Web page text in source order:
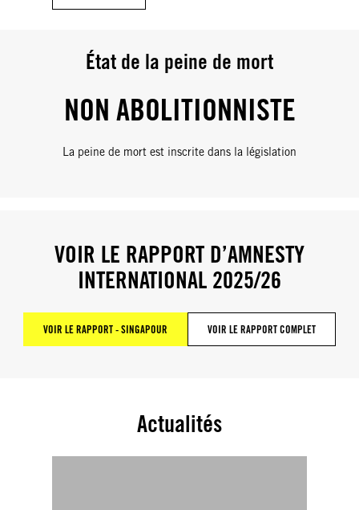
État de la peine de mort
NON ABOLITIONNISTE
La peine de mort est inscrite dans la législation
VOIR LE RAPPORT D’AMNESTY
INTERNATIONAL 2025/26
VOIR LE RAPPORT - SINGAPOUR VOIR LE RAPPORT COMPLET
Actualités